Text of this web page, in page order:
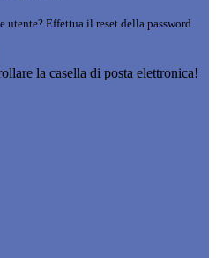
utente? Effettua il reset della password
la casella di posta elettronica!